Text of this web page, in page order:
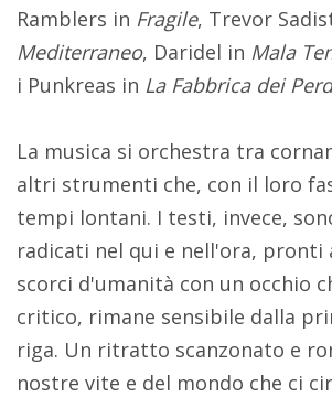
Ramblers in Fragile, Trevor
Mediterraneo, Daridel in Mala
i Punkreas in La Fabbrica dei
La musica si orchestra tra
altri strumenti che, con il loro
tempi lontani. I testi, invece,
radicati nel qui e nell'ora,
scorci d'umanità con un occhio
critico, rimane sensibile dalla
riga. Un ritratto scanzonato e
nostre vite e del mondo che ci